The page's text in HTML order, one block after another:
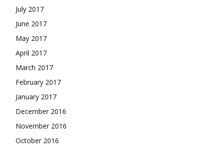
July 2017
June 2017
May 2017
April 2017
March 2017
February 2017
January 2017
December 2016
November 2016
October 2016